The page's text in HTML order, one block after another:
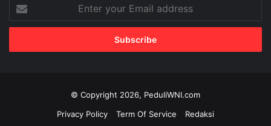
your
Email
© Copyright 2026, PeduliWNI.com
Privacy Policy
Term Of Service Redaksi